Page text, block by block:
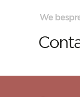
We